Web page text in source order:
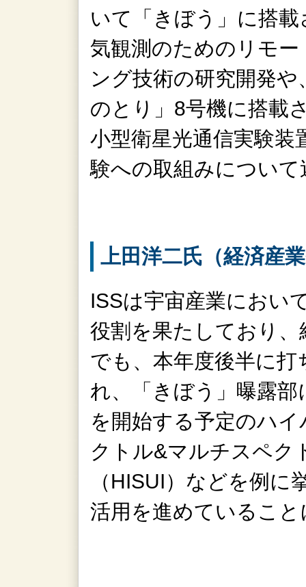
いて「きぼう」に搭載
気観測のためのリモー
ング技術の研究開発や
のとり」8号機に搭載
小型衛星光通信実験装
験への取組みについ
上田洋二氏（経済産
ISSは宇宙産業におい
役割を果たしており、
でも、本年度後半に打
れ、「きぼう」曝露部
を開始する予定のハイ
クトル&マルチスペク
（HISUI）などを例
活用を進めているこ